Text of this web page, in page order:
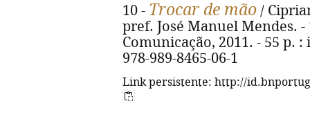
10 - Trocar de mão /
pref. José Manuel Mendes. -
Comunicação, 2011. - 55 p. :
978-989-8465-06-1
Link persistente: http://